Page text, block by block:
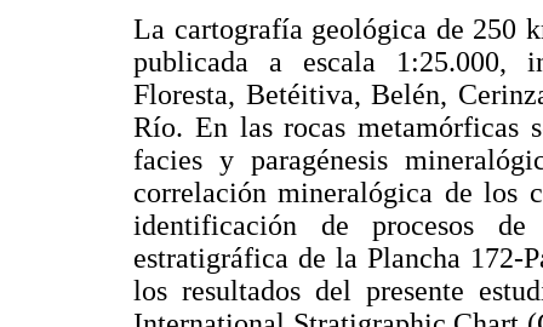
La cartografía geológica de 250
publicada a escala 1:25.000,
Floresta, Betéitiva, Belén,
Río. En las rocas metamórficas
facies y paragénesis
correlación mineralógica de los
identificación de procesos
estratigráfica de la Plancha 172-
los resultados del presente